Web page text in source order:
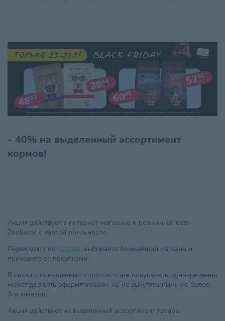
- 40% на выделенный ассортимент
кормов!
Акция действует в интернет-магазине и розничной сети
Zoobazar с картой лояльности.
Переходите по ссылке, выбирайте ближайший магазин и
приходите за покупками.
В связи с повышенным спросом один покупатель одновременно
может держать оформленными, но не выкупленными не более
3-х заказов.
Акция действует на выделенный ассортимент товара.